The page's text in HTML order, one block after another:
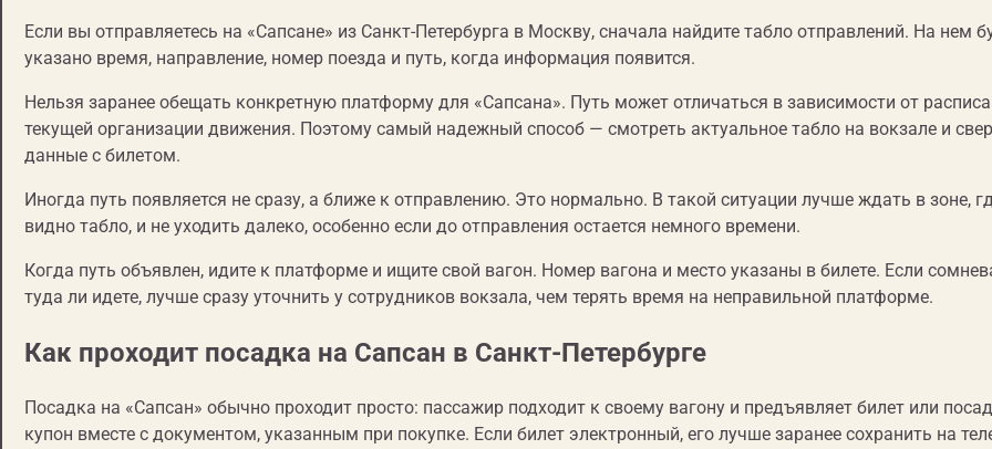
Если вы отправляетесь на «Сапсане» из Санкт-Петербурга в Москву, сначала найдите табло отправлений. На нем
указано время, направление, номер поезда и путь, когда информация появится.
Нельзя заранее обещать конкретную платформу для «Сапсана». Путь может отличаться в зависимости от
текущей организации движения. Поэтому самый надежный способ — смотреть актуальное табло на вокзале и
данные с билетом.
Иногда путь появляется не сразу, а ближе к отправлению. Это нормально. В такой ситуации лучше ждать в зоне,
видно табло, и не уходить далеко, особенно если до отправления остается немного времени.
Когда путь объявлен, идите к платформе и ищите свой вагон. Номер вагона и место указаны в билете. Если
туда ли идете, лучше сразу уточнить у сотрудников вокзала, чем терять время на неправильной платформе.
Как проходит посадка на Сапсан в Санкт-Петербурге
Посадка на «Сапсан» обычно проходит просто: пассажир подходит к своему вагону и предъявляет билет или
купон вместе с документом, указанным при покупке. Если билет электронный, его лучше заранее сохранить на